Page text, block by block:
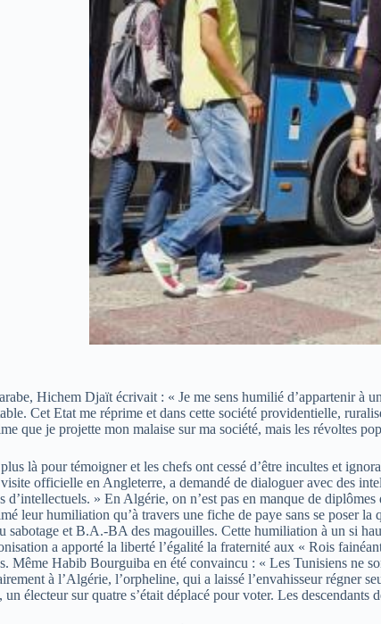
Hichem Djaït écrivait : « Je me sens humilié d’appartenir
Cet Etat me réprime et dans cette société providentielle,
que je projette mon malaise sur ma société, mais les révoltes
là pour témoigner et les chefs ont cessé d’être incultes et
officielle en Angleterre, a demandé de dialoguer avec des
» En Algérie, on n’est pas en manque de
leur humiliation qu’à travers une fiche de paye sans se poser
sabotage et B.A.-BA des magouilles. Cette humiliation à un si
a apporté la liberté l’égalité la fraternité aux « Rois
Même Habib Bourguiba en été convaincu : « Les Tunisiens ne
à l’Algérie, l’orpheline, qui a laissé l’envahisseur régner
électeur sur quatre s’était déplacé pour voter. Les